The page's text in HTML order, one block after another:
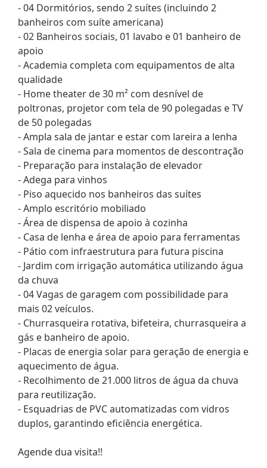
- 04 Dormitórios, sendo 2 suítes (incluindo 2
banheiros com suíte americana)
- 02 Banheiros sociais, 01 lavabo e 01 banheiro de
apoio
- Academia completa com equipamentos de alta
qualidade
- Home theater de 30 m² com desnível de
poltronas, projetor com tela de 90 polegadas e TV
de 50 polegadas
- Ampla sala de jantar e estar com lareira a lenha
- Sala de cinema para momentos de descontração
- Preparação para instalação de elevador
- Adega para vinhos
- Piso aquecido nos banheiros das suítes
- Amplo escritório mobiliado
- Área de dispensa de apoio à cozinha
- Casa de lenha e área de apoio para ferramentas
- Pátio com infraestrutura para futura piscina
- Jardim com irrigação automática utilizando água
da chuva
- 04 Vagas de garagem com possibilidade para
mais 02 veículos.
- Churrasqueira rotativa, bifeteira, churrasqueira a
gás e banheiro de apoio.
- Placas de energia solar para geração de energia e
aquecimento de água.
- Recolhimento de 21.000 litros de água da chuva
para reutilização.
- Esquadrias de PVC automatizadas com vidros
duplos, garantindo eficiência energética.
Agende dua visita!!